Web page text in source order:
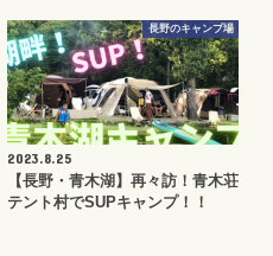
長野のキャンプ場
2023.8.25
【長野・青木湖】再々訪！青木荘
テント村でSUPキャンプ！！